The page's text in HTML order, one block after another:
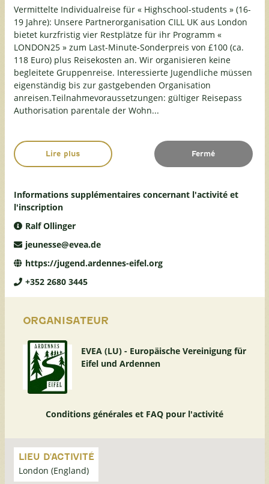
Vermittelte Individualreise für « Highschool-students » (16-
19 Jahre): Unsere Partnerorganisation CILL UK aus London
bietet kurzfristig vier Restplätze für ihr Programm «
LONDON25 » zum Last-Minute-Sonderpreis von £100 (ca.
118 Euro) plus Reisekosten an. Wir organisieren keine
begleitete Gruppenreise. Interessierte Jugendliche müssen
eigenständig bis zur gastgebenden Organisation
anreisen.Teilnahmevoraussetzungen: gültiger Reisepass
Authorisation parentale der Wohn...
Lire plus Fermé
Informations supplémentaires concernant l'activité et
l'inscription
Ralf Ollinger
jeunesse@evea.de
https://jugend.ardennes-eifel.org
+352 2680 3445
ORGANISATEUR
EVEA (LU) - Europäische Vereinigung für
Eifel und Ardennen
Conditions générales et FAQ pour l'activité
LIEU D'ACTIVITÉ
London (England)
Passer
carte